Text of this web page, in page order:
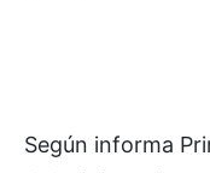
Según informa